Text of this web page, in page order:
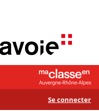
Se connecter